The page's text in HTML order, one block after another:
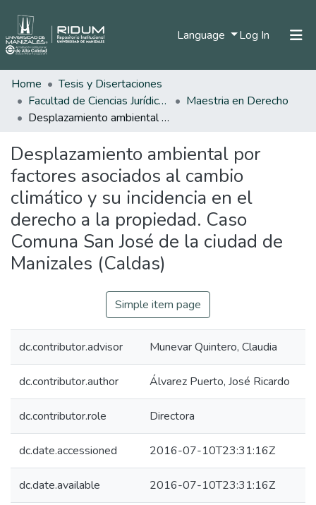
Language Log In (current)
Home
Tesis y Disertaciones
Facultad de Ciencias Jurídicas
Maestria en Derecho
Desplazamiento ambiental por factores asociados al cambio climático y su incidencia en el derecho a la propiedad. Caso Comuna San José de la ciudad de Manizales (Caldas)
Desplazamiento ambiental por
factores asociados al cambio
climático y su incidencia en el
derecho a la propiedad. Caso
Comuna San José de la ciudad de
Manizales (Caldas)
Simple item page
dc.contributor.advisor Munevar Quintero, Claudia
dc.contributor.author Álvarez Puerto, José Ricardo
dc.contributor.role Directora
dc.date.accessioned 2016-07-10T23:31:16Z
dc.date.available 2016-07-10T23:31:16Z